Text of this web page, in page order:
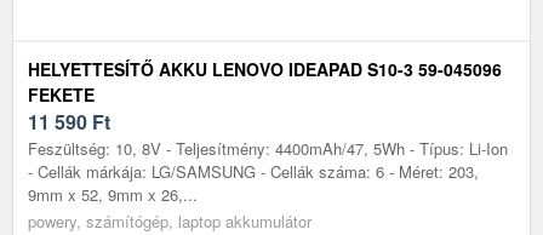
HELYETTESÍTŐ AKKU LENOVO IDEAPAD S10-3 59-045096
FEKETE
11 590 Ft
Feszültség: 10, 8V - Teljesítmény: 4400mAh/47, 5Wh - Típus: Li-Ion
- Cellák márkája: LG/SAMSUNG - Cellák száma: 6 - Méret: 203,
9mm x 52, 9mm x 26,...
powery, számítógép, laptop akkumulátor